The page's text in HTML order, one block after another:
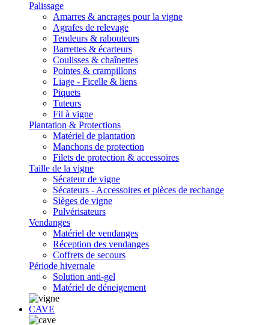
Palissage
Amarres & ancrages pour la vigne
Agrafes de relevage
Tendeurs & rabouteurs
Barrettes & écarteurs
Coulisses & chaînettes
Pointes & crampillons
Liage - Ficelle & liens
Piquets
Tuteurs
Fil à vigne
Plantation & Protections
Matériel de plantation
Manchons de protection
Filets de protection & accessoires
Taille de la vigne
Sécateur de vigne
Sécateurs - Accessoires et pièces de rechange
Sièges de vigne
Pulvérisateurs
Vendanges
Matériel de vendanges
Réception des vendanges
Coffrets de secours
Période hivernale
Solution anti-gel
Matériel de déneigement
CAVE